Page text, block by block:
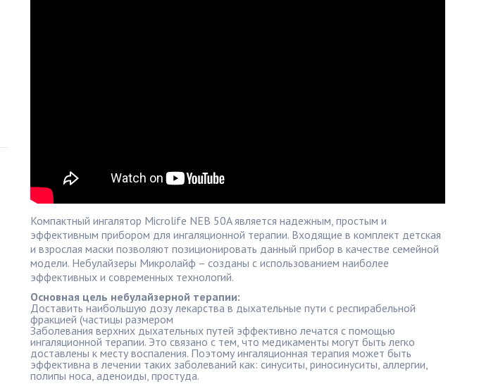
Компактный ингалятор Microlife NEB 50A является надежным, простым и
эффективным прибором для ингаляционной терапии. Входящие в комплект детская
и взрослая маски позволяют позиционировать данный прибор в качестве семейной
модели. Небулайзеры Микролайф – созданы с использованием наиболее
эффективных и современных технологий.
Основная цель небулайзерной терапии:
Доставить наибольшую дозу лекарства в дыхательные пути с респирабельной
фракцией (частицы размером
Заболевания верхних дыхательных путей эффективно лечатся с помощью
ингаляционной терапии. Это связано с тем, что медикаменты могут быть легко
доставлены к месту воспаления. Поэтому ингаляционная терапия может быть
эффективна в лечении таких заболеваний как: синуситы, риносинуситы, аллергии,
полипы носа, аденоиды, простуда.